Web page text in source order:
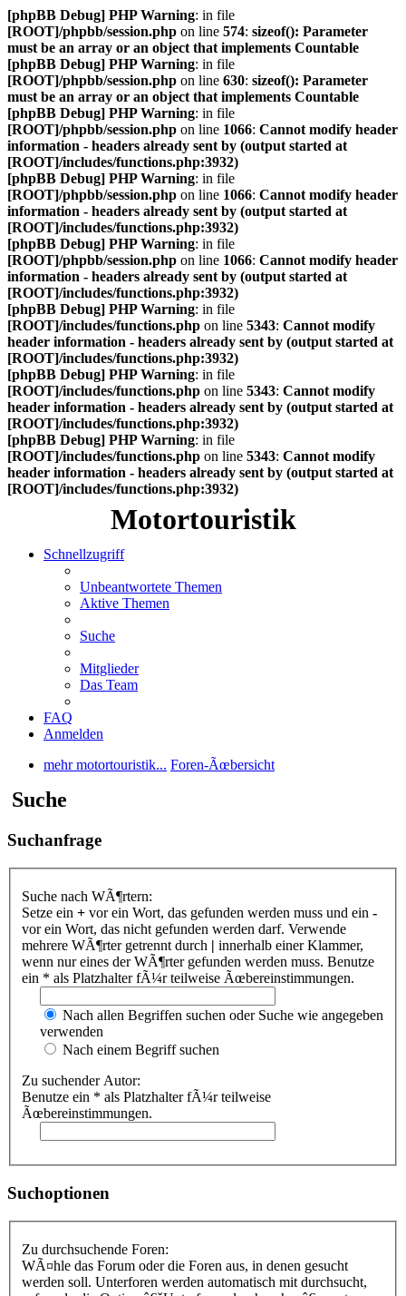
[phpBB Debug] PHP Warning: in file
[ROOT]/phpbb/session.php on line 574: sizeof(): Parameter
must be an array or an object that implements Countable
[phpBB Debug] PHP Warning: in file
[ROOT]/phpbb/session.php on line 630: sizeof(): Parameter
must be an array or an object that implements Countable
[phpBB Debug] PHP Warning: in file
[ROOT]/phpbb/session.php on line 1066: Cannot modify header
information - headers already sent by (output started at
[ROOT]/includes/functions.php:3932)
[phpBB Debug] PHP Warning: in file
[ROOT]/phpbb/session.php on line 1066: Cannot modify header
information - headers already sent by (output started at
[ROOT]/includes/functions.php:3932)
[phpBB Debug] PHP Warning: in file
[ROOT]/phpbb/session.php on line 1066: Cannot modify header
information - headers already sent by (output started at
[ROOT]/includes/functions.php:3932)
[phpBB Debug] PHP Warning: in file
[ROOT]/includes/functions.php on line 5343: Cannot modify
header information - headers already sent by (output started at
[ROOT]/includes/functions.php:3932)
[phpBB Debug] PHP Warning: in file
[ROOT]/includes/functions.php on line 5343: Cannot modify
header information - headers already sent by (output started at
[ROOT]/includes/functions.php:3932)
[phpBB Debug] PHP Warning: in file
[ROOT]/includes/functions.php on line 5343: Cannot modify
header information - headers already sent by (output started at
[ROOT]/includes/functions.php:3932)
Motortouristik
Schnellzugriff
Unbeantwortete Themen
Aktive Themen
Suche
Mitglieder
Das Team
FAQ
Anmelden
mehr motortouristik... Foren-Ãœbersicht
Suche
Suchanfrage
Suche nach WÃ¶rtern:
Setze ein + vor ein Wort, das gefunden werden muss und ein -
vor ein Wort, das nicht gefunden werden darf. Verwende
mehrere WÃ¶rter getrennt durch | innerhalb einer Klammer,
wenn nur eines der WÃ¶rter gefunden werden muss. Benutze
ein * als Platzhalter fÃ¼r teilweise Ãœbereinstimmungen.
Nach allen Begriffen suchen oder Suche wie angegeben
verwenden
Nach einem Begriff suchen
Zu suchender Autor:
Benutze ein * als Platzhalter fÃ¼r teilweise
Ãœbereinstimmungen.
Suchoptionen
Zu durchsuchende Foren:
WÃ¤hle das Forum oder die Foren aus, in denen gesucht
werden soll. Unterforen werden automatisch mit durchsucht,